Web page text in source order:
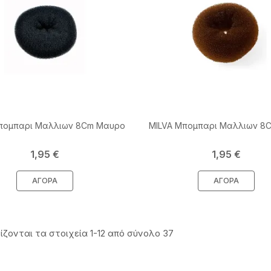
Μαλλιων 8Cm Μαυρο
Τιμή
1,95 €
ΑΓΟΡΆ
MILVA Μπομπαρι Μαλλιων
Τιμή
1,95 €
ΑΓΟΡΆ
τα στοιχεία 1-12 από σύνολο 37